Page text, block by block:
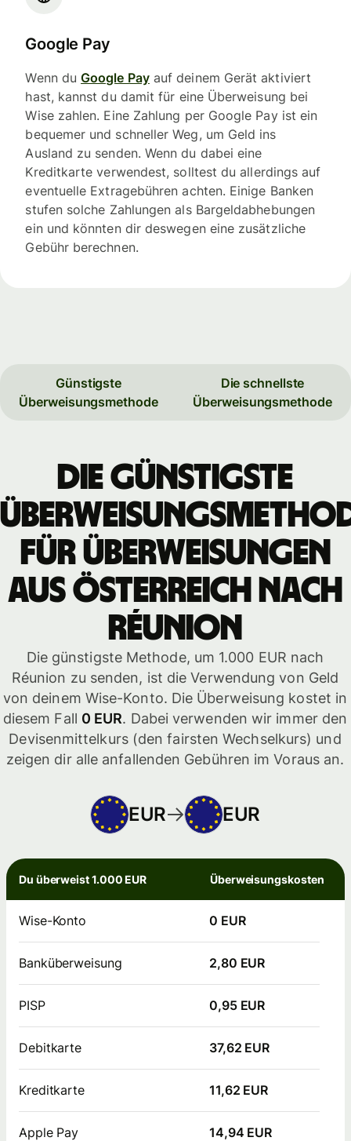
Google Pay
Wenn duGoogle Payauf deinem Gerät aktiviert
hast, kannst du damit für eine Überweisung bei
Wise zahlen. Eine Zahlung per Google Pay ist ein
bequemer und schneller Weg, um Geld ins
Ausland zu senden. Wenn du dabei eine
Kreditkarte verwendest, solltest du allerdings auf
eventuelle Extragebühren achten. Einige Banken
stufen solche Zahlungen als Bargeldabhebungen
ein und könnten dir deswegen eine zusätzliche
Gebühr berechnen.
Günstigste
Überweisungsmethode
Die schnellste
Überweisungsmethode
Die günstigste
für Überweisungen
aus Österreich nach
Réunion
Die günstigste Methode, um 1.000 EUR nach
Réunion zu senden, ist die Verwendung von Geld
von deinem Wise-Konto. Die Überweisung kostet in
diesem Fall 0 EUR. Dabei verwenden wir immer den
Devisenmittelkurs (den fairsten Wechselkurs) und
zeigen dir alle anfallenden Gebühren im Voraus an.
EUR EUR
Du überweist 1.000 EUR Überweisungskosten
Wise-Konto 0 EUR
Banküberweisung 2,80 EUR
PISP 0,95 EUR
Debitkarte 37,62 EUR
Kreditkarte 11,62 EUR
Apple Pay 14,94 EUR